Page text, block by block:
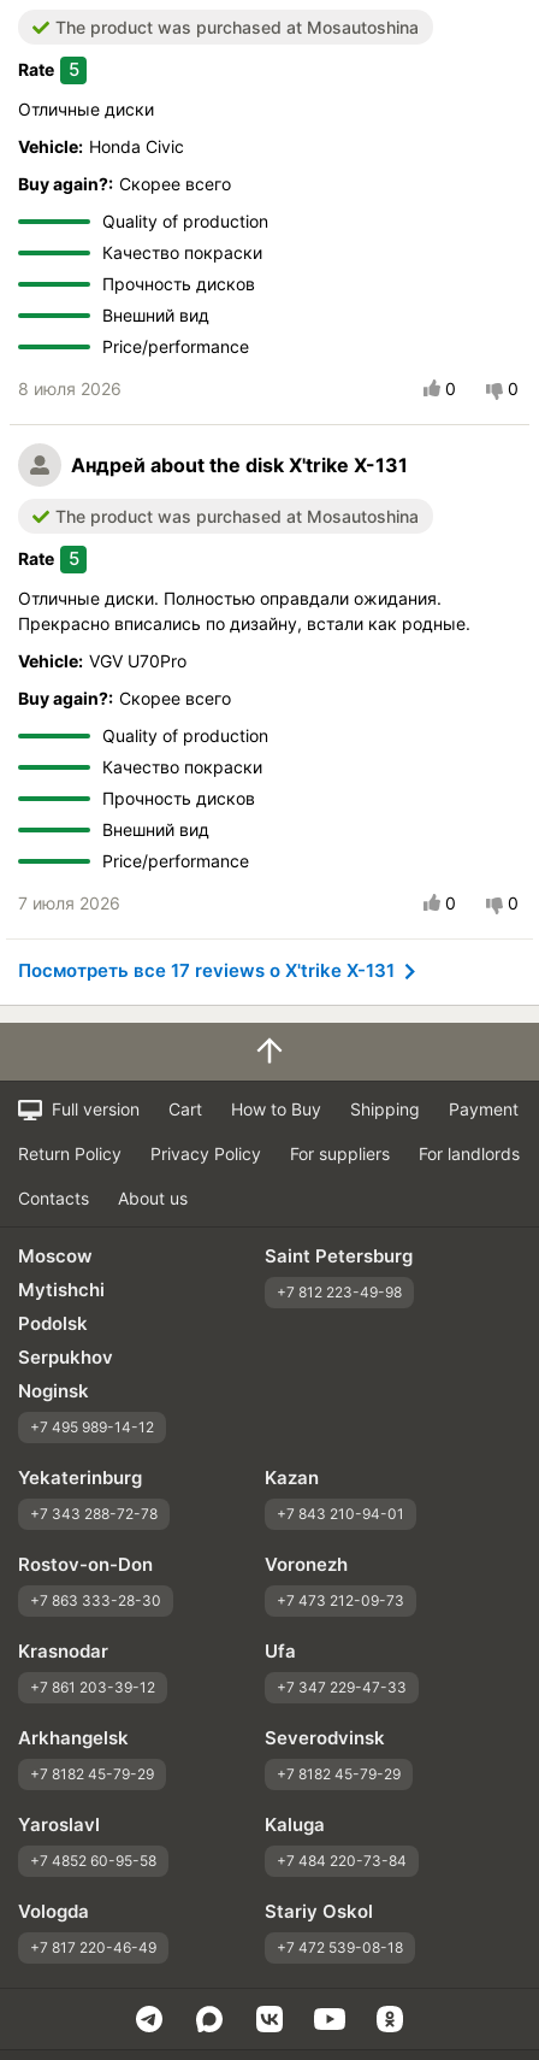
The product was purchased at Mosautoshina
Rate 5
Отличные диски
Vehicle: Honda Civic
Buy again?: Скорее всего
Quality of production
Качество покраски
Прочность дисков
Внешний вид
Price/performance
8 июля 2026 0 0
Андрей about the disk X'trike X-131
The product was purchased at Mosautoshina
Rate 5
Отличные диски. Полностью оправдали ожидания.
Прекрасно вписались по дизайну, встали как родные.
Vehicle: VGV U70Pro
Buy again?: Скорее всего
Quality of production
Качество покраски
Прочность дисков
Внешний вид
Price/performance
7 июля 2026 0 0
Посмотреть все 17 reviews о X'trike X-131
Full version Cart How to Buy Shipping Payment
Return Policy Privacy Policy For suppliers For landlords
Contacts About us
Moscow
Mytishchi
Podolsk
Serpukhov
Noginsk
+7 495 989-14-12
Saint Petersburg
+7 812 223-49-98
Yekaterinburg
+7 343 288-72-78
Kazan
+7 843 210-94-01
Rostov-on-Don
+7 863 333-28-30
Voronezh
+7 473 212-09-73
Krasnodar
+7 861 203-39-12
Ufa
+7 347 229-47-33
Arkhangelsk
+7 8182 45-79-29
Severodvinsk
+7 8182 45-79-29
Yaroslavl
+7 4852 60-95-58
Kaluga
+7 484 220-73-84
Vologda
+7 817 220-46-49
Stariy Oskol
+7 472 539-08-18